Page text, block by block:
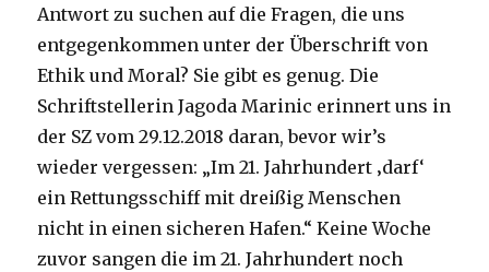
Antwort zu suchen auf die Fragen, die uns
entgegenkommen unter der Überschrift von
Ethik und Moral? Sie gibt es genug. Die
Schriftstellerin Jagoda Marinic erinnert uns in
der SZ vom 29.12.2018 daran, bevor wir’s
wieder vergessen: „Im 21. Jahrhundert ‚darf‘
ein Rettungsschiff mit dreißig Menschen
nicht in einen sicheren Hafen.“ Keine Woche
zuvor sangen die im 21. Jahrhundert noch